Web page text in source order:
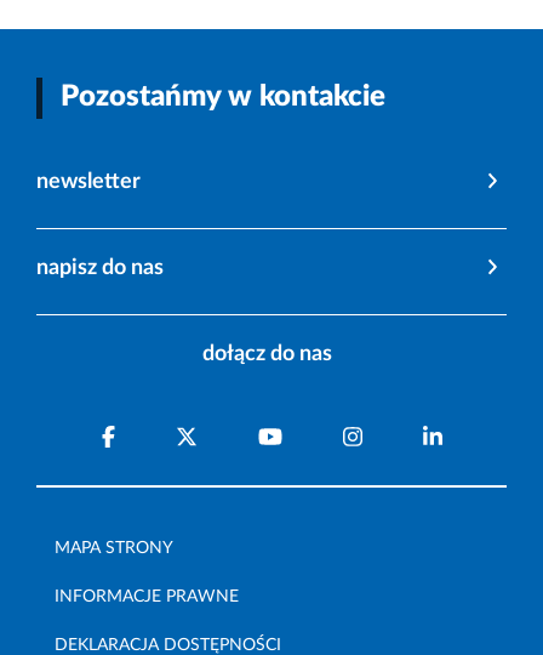
Pozostańmy w kontakcie
newsletter
napisz do nas
dołącz do nas
MAPA STRONY
INFORMACJE PRAWNE
DEKLARACJA DOSTĘPNOŚCI